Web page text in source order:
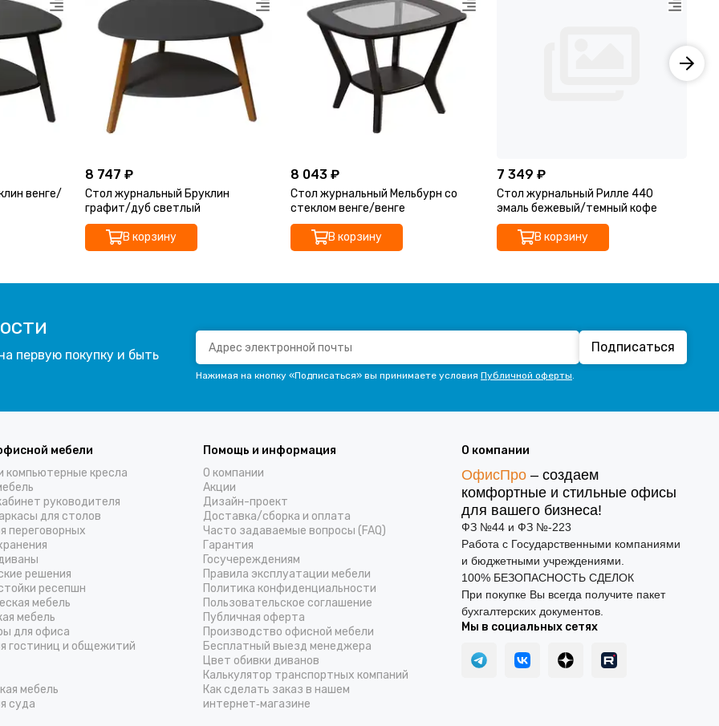
венге/
8 747 ₽
Стол журнальный Бруклин
графит/дуб светлый
В корзину
8 043 ₽
Стол журнальный Мельбурн со
стеклом венге/венге
В корзину
7 349 ₽
Стол журнальный Рилле 440
эмаль бежевый/темный кофе
В корзину
первую покупку и быть
Подписаться
Нажимая на кнопку «Подписаться» вы принимаете условия Публичной оферты.
мебели
компьютерные кресла
руководителя
для столов
переговорных
решения
ресепшн
мебель
мебель
для офиса
гостиниц и общежитий
мебель
суда
Помощь и информация
О компании
Акции
Дизайн-проект
Доставка/cборка и оплата
Часто задаваемые вопросы (FAQ)
Гарантия
Госучереждениям
Правила эксплуатации мебели
Политика конфиденциальности
Пользовательское соглашение
Публичная оферта
Производство офисной мебели
Бесплатный выезд менеджера
Цвет обивки диванов
Калькулятор транспортных компаний
Как сделать заказ в нашем
интернет‑магазине
О компании
ОфисПро– создаем
комфортные и стильные офисы
для вашего бизнеса!
ФЗ №44 и ФЗ №-223
Работа с Государственными компаниями
и бюджетными учреждениями.
100% БЕЗОПАСНОСТЬ СДЕЛОК
При покупке Вы всегда получите пакет
бухгалтерских документов.
Мы в социальных сетях